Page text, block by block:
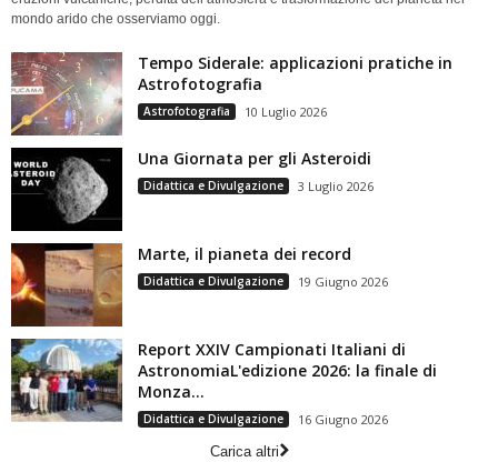
mondo arido che osserviamo oggi.
Tempo Siderale: applicazioni pratiche in
Astrofotografia
Astrofotografia 10 Luglio 2026
Una Giornata per gli Asteroidi
Didattica e Divulgazione 3 Luglio 2026
Marte, il pianeta dei record
Didattica e Divulgazione 19 Giugno 2026
Report XXIV Campionati Italiani di
AstronomiaL'edizione 2026: la finale di
Monza...
Didattica e Divulgazione
16 Giugno 2026
Carica altri